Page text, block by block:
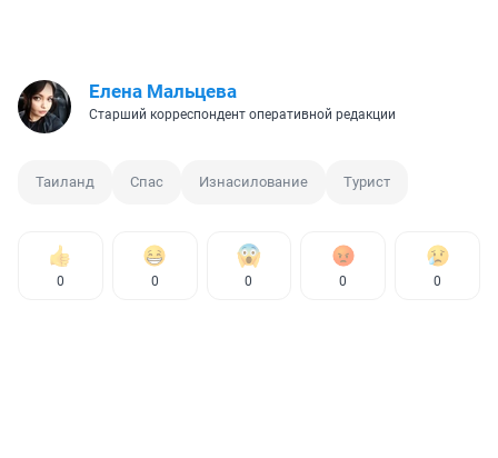
Елена Мальцева
Старший корреспондент оперативной редакции
Таиланд Спас Изнасилование Турист
0 0 0 0 0